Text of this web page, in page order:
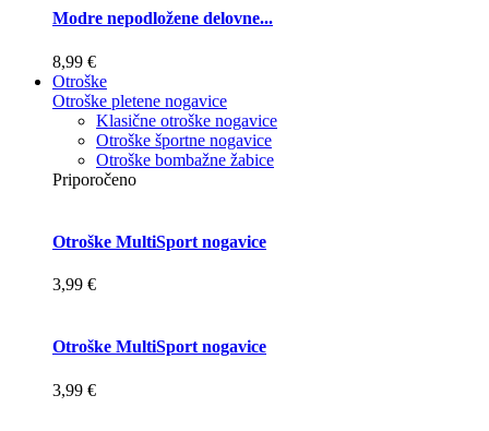
Modre nepodložene delovne...
8,99 €
Otroške
Otroške pletene nogavice
Klasične otroške nogavice
Otroške športne nogavice
Otroške bombažne žabice
Priporočeno
Otroške MultiSport nogavice
3,99 €
Otroške MultiSport nogavice
3,99 €